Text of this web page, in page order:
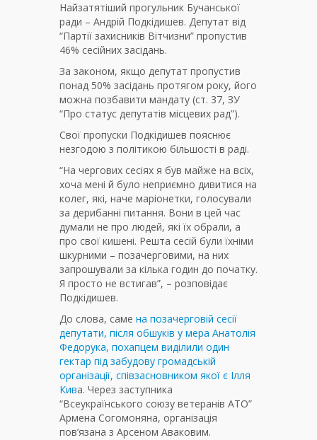
Найзатятіший прогульник Бучанської
ради – Андрій Подкідишев. Депутат від
“Партії захисників Вітчизни” пропустив
46% сесійних засідань.
За законом, якщо депутат пропустив
понад 50% засідань протягом року, його
можна позбавити мандату (ст. 37, ЗУ
“Про статус депутатів місцевих рад”).
Свої пропуски Подкідишев пояснює
незгодою з політикою більшості в раді.
“На чергових сесіях я був майже на всіх,
хоча мені й було неприємно дивитися на
колег, які, наче маріонетки, голосували
за дерибанні питання. Вони в цей час
думали не про людей, які їх обрали, а
про свої кишені. Решта сесій були їхніми
шкурними – позачерговими, на них
запрошували за кілька годин до початку.
Я просто не встигав”, – розповідає
Подкідишев.
До слова, саме на позачерговій сесії
депутати, після обшуків у мера Анатолія
Федорука, похапцем виділили один
гектар під забудову громадській
організації, співзасновником якої є Ілля
Кива. Через заступника
“Всеукраїнського союзу ветеранів АТО”
Армена Согомоняна, організація
пов’язана з Арсеном Аваковим.